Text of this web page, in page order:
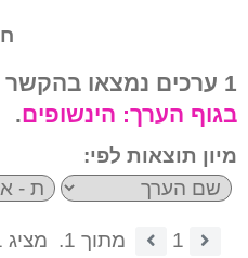
1 ערכים נמצאו בהקשר לנושא:
בגוף הערך: הינשופים.
מיון תוצאות לפי:
1 מתוך 1.
מציג 1 ערכים.